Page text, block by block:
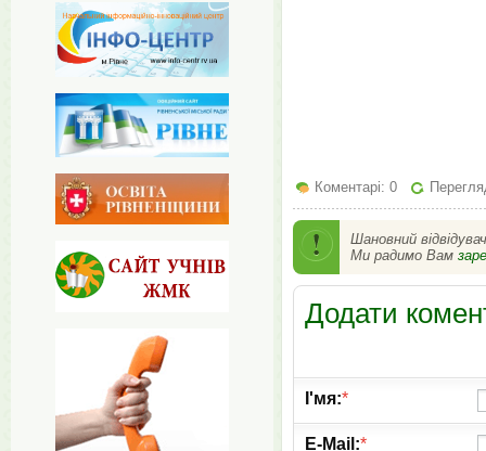
Коментарі: 0
Шановний
Ми радимо Вам
Додати
І'мя:*
E-Mail:*